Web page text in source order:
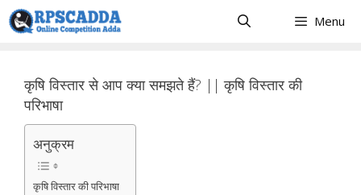
Skip
to
Menu
कृषि विस्तार से आप क्या समझते हैं? || कृषि विस्तार की
परिभाषा
अनुक्रम
कृषि विस्तार की परिभाषा